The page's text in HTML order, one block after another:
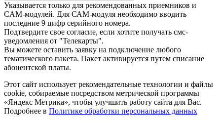
Указывается только для рекомендованных приемников и
CAM-модулей. Для САМ-модуля необходимо вводить
последние 9 цифр серийного номера.
Подтвердите свое согласие, если хотите получать смс-
уведомления от "Телекарты".
Вы можете оставить заявку на подключение любого
тематического пакета. Пакет активируется путем списание
абонентской платы.
Этот сайт использует рекомендательные технологии и файлы
cookie, собираемые посредством метрической программы
«Яндекс Метрика», чтобы улучшить работу сайта для Вас.
Подробнее в Политике обработки персональных данных